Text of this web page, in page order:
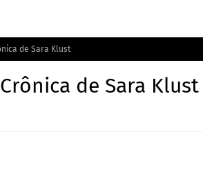
de Sara Klust
de Sara Klust